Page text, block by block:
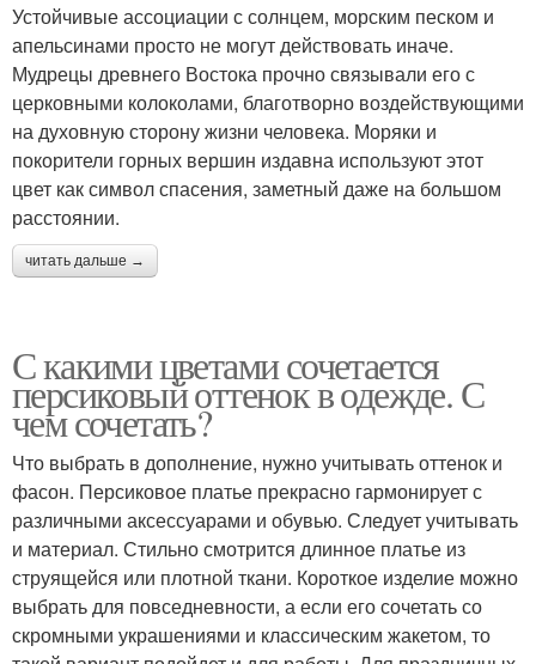
Устойчивые ассоциации с солнцем, морским песком и
апельсинами просто не могут действовать иначе.
Мудрецы древнего Востока прочно связывали его с
церковными колоколами, благотворно воздействующими
на духовную сторону жизни человека. Моряки и
покорители горных вершин издавна используют этот
цвет как символ спасения, заметный даже на большом
расстоянии.
читать дальше →
С какими цветами сочетается
персиковый оттенок в одежде. С
чем сочетать?
Что выбрать в дополнение, нужно учитывать оттенок и
фасон. Персиковое платье прекрасно гармонирует с
различными аксессуарами и обувью. Следует учитывать
и материал. Стильно смотрится длинное платье из
струящейся или плотной ткани. Короткое изделие можно
выбрать для повседневности, а если его сочетать со
скромными украшениями и классическим жакетом, то